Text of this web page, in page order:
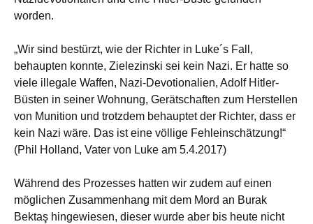
worden.
„Wir sind bestürzt, wie der Richter in Luke´s Fall,
behaupten konnte, Zielezinski sei kein Nazi. Er hatte so
viele illegale Waffen, Nazi-Devotionalien, Adolf Hitler-
Büsten in seiner Wohnung, Gerätschaften zum Herstellen
von Munition und trotzdem behauptet der Richter, dass er
kein Nazi wäre. Das ist eine völlige Fehleinschätzung!“
(Phil Holland, Vater von Luke am 5.4.2017)
Während des Prozesses hatten wir zudem auf einen
möglichen Zusammenhang mit dem Mord an Burak
Bektaş hingewiesen, dieser wurde aber bis heute nicht